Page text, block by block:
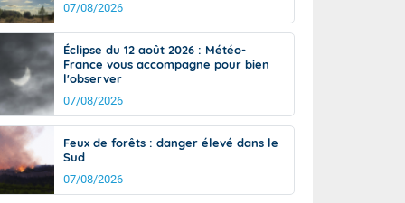
de
Avertissement pluies intenses à l'échelle
des communes (Apic)
Bulletins Marine
Bulletins d'estimation du risque
d'avalanche
Météo des forêts
Vigicrues
07/08/2026
Éclipse du 12 août 2026 : Météo-
France vous accompagne pour bien
l'observer
07/08/2026
Feux de forêts : danger élevé dans le
Sud
07/08/2026